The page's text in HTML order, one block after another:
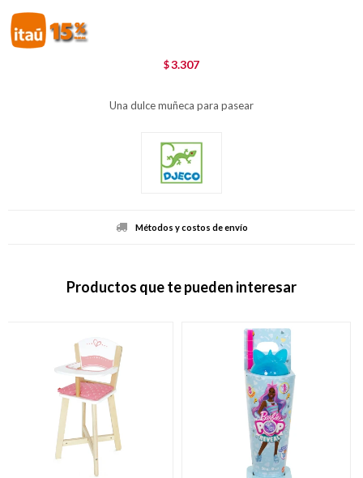
$3.307
Una dulce muñeca para pasear
Métodos y costos de envío
Productos que te pueden interesar